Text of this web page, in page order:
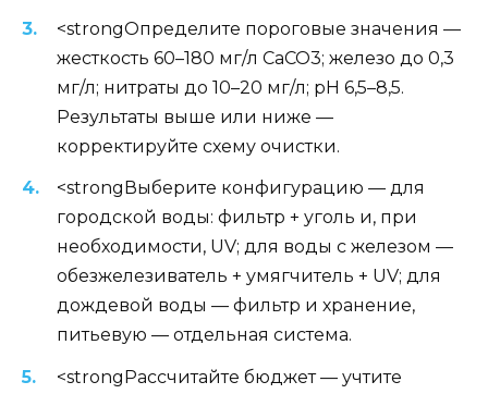
<strongОпределите пороговые значения —
жесткость 60–180 мг/л CaCO3; железо до 0,3
мг/л; нитраты до 10–20 мг/л; pH 6,5–8,5.
Результаты выше или ниже —
корректируйте схему очистки.
<strongВыберите конфигурацию — для
городской воды: фильтр + уголь и, при
необходимости, UV; для воды с железом —
обезжелезиватель + умягчитель + UV; для
дождевой воды — фильтр и хранение,
питьевую — отдельная система.
<strongРассчитайте бюджет — учтите